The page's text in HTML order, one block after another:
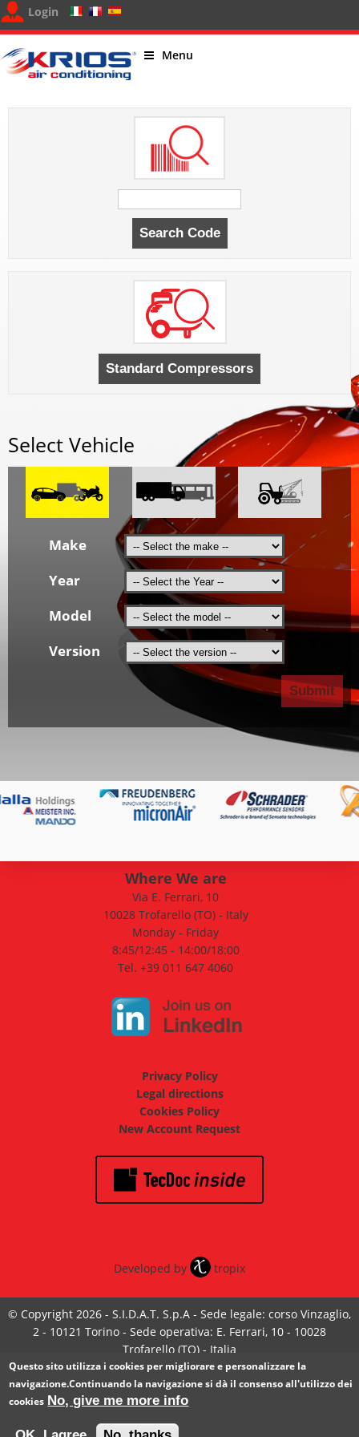
Login
Menu
Select Vehicle
Make
Year
Model
Version
Where We are
Via E. Ferrari, 10
10028 Trofarello (TO) - Italy
Monday - Friday
8:45/12:45 - 14:00/18:00
Tel. +39 011 647 4060
Privacy Policy
Legal directions
Cookies Policy
New Account Request
Developed by tropix
© Copyright 2026 - S.I.D.A.T. S.p.A - Sede legale: corso Vinzaglio,
2 - 10121 Torino - Sede operativa: E. Ferrari, 10 - 10028
Trofarello (TO) - Italia
Capitale sociale € 120.000,00 i.v - Codice Fiscale e partita IVA IT
05585370017 - Iscrizione Registro Imprese Torino n°
05585370017 - R.E.A. Torino 720923
Questo sito utilizza i cookies per migliorare e personalizzare la
navigazione.Continuando la navigazione si dà il consenso all'utilizzo dei
cookies No, give me more info